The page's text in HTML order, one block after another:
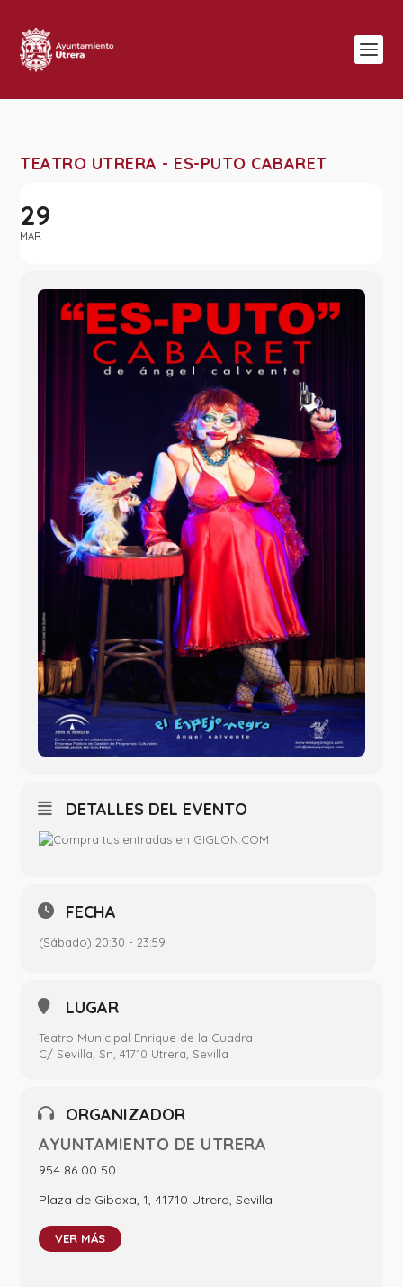
TEATRO UTRERA - ES-PUTO CABARET
29
MAR
DETALLES DEL EVENTO
FECHA
(Sábado) 20:30 - 23:59
LUGAR
Teatro Municipal Enrique de la Cuadra
C/ Sevilla, Sn, 41710 Utrera, Sevilla
ORGANIZADOR
AYUNTAMIENTO DE UTRERA
954 86 00 50
Plaza de Gibaxa, 1, 41710 Utrera, Sevilla
VER MÁS